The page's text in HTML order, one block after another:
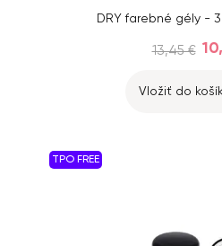
DRY farebné gély -
13,45 €
Vložiť do
TPO FREE